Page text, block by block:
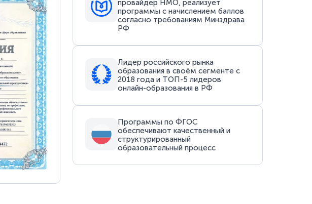
провайдер НМО, реализует
программы с начислением баллов
согласно требованиям Минздрава
РФ
Лидер российского рынка
образования в своём сегменте с
2018 года и ТОП-5 лидеров
онлайн-образования в РФ
Программы по ФГОС
обеспечивают качественный и
структурированный
образовательный процесс